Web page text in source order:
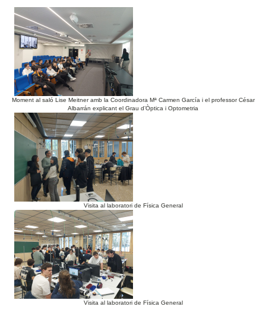
Moment al saló Lise Meitner amb la Coordinadora Mª Carmen García i el professor César
Albarrán explicant el Grau d’Òptica i Optometria
Visita al laboratori de Física General
Visita al laboratori de Física General